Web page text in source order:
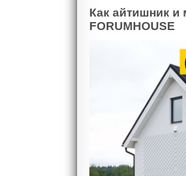
Как айтишник и
FORUMHOUSE